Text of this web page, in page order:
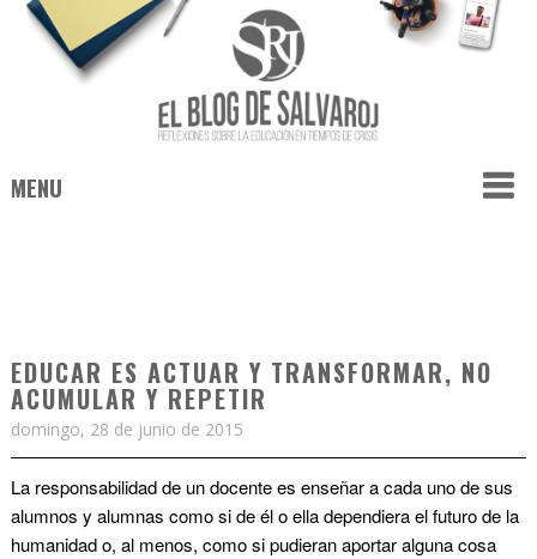
MENU
EDUCAR ES ACTUAR Y TRANSFORMAR, NO
ACUMULAR Y REPETIR
domingo, 28 de junio de 2015
La responsabilidad de un docente es enseñar a cada uno de sus
alumnos y alumnas como si de él o ella dependiera el futuro de la
humanidad o, al menos, como si pudieran aportar alguna cosa